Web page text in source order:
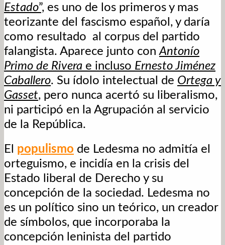
Estado”, es uno de los primeros y mas
teorizante del fascismo español, y daría
como resultado al corpus del partido
falangista. Aparece junto conAntonío
Primo de Rivera e incluso Ernesto Jiménez
Caballero. Su ídolo intelectual de Ortega y
Gasset, pero nunca acertó su liberalismo,
ni participó en la Agrupación al servicio
de la República.
El populismo de Ledesma no admitía el
orteguismo, e incidía en la crisis del
Estado liberal de Derecho y su
concepción de la sociedad. Ledesma no
es un político sino un teórico, un creador
de símbolos, que incorporaba la
concepción leninista del partido